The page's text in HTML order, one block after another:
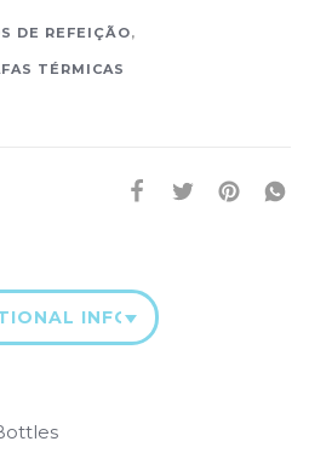
DE REFEIÇÃO,
TÉRMICAS
INFORMATION